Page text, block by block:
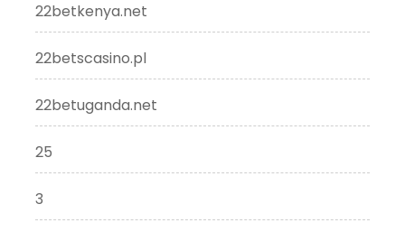
22betkenya.net
22betscasino.pl
22betuganda.net
25
3